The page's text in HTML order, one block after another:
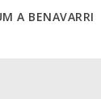
A BENAVARRI